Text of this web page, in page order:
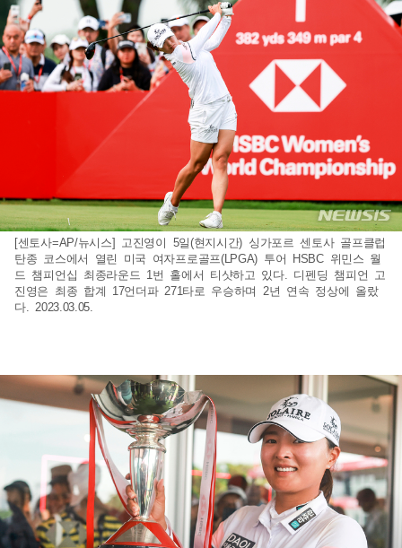
[센토사=AP/뉴시스] 고진영이 5일(현지시간) 싱가포르 센토사 골프클럽
탄종 코스에서 열린 미국 여자프로골프(LPGA) 투어 HSBC 위민스 월
드 챔피언십 최종라운드 1번 홀에서 티샷하고 있다. 디펜딩 챔피언 고
진영은 최종 합계 17언더파 271타로 우승하며 2년 연속 정상에 올랐
다. 2023.03.05.